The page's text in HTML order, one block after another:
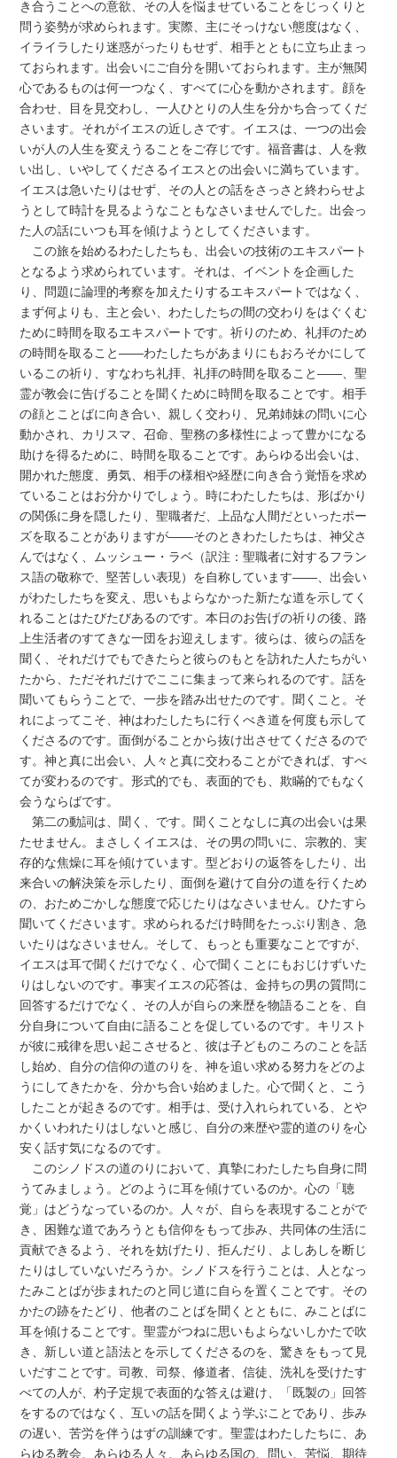
き合うことへの意欲、その人を悩ませていることをじっくりと
問う姿勢が求められます。実際、主にそっけない態度はなく、
イライラしたり迷惑がったりもせず、相手とともに立ち止まっ
ておられます。出会いにご自分を開いておられます。主が無関
心であるものは何一つなく、すべてに心を動かされます。顔を
合わせ、目を見交わし、一人ひとりの人生を分かち合ってくだ
さいます。それがイエスの近しさです。イエスは、一つの出会
いが人の人生を変えうることをご存じです。福音書は、人を救
い出し、いやしてくださるイエスとの出会いに満ちています。
イエスは急いたりはせず、その人との話をさっさと終わらせよ
うとして時計を見るようなこともなさいませんでした。出会っ
た人の話にいつも耳を傾けようとしてくださいます。
この旅を始めるわたしたちも、出会いの技術のエキスパート
となるよう求められています。それは、イベントを企画した
り、問題に論理的考察を加えたりするエキスパートではなく、
まず何よりも、主と会い、わたしたちの間の交わりをはぐくむ
ために時間を取るエキスパートです。祈りのため、礼拝のため
の時間を取ること――わたしたちがあまりにもおろそかにして
いるこの祈り、すなわち礼拝、礼拝の時間を取ること――、聖
霊が教会に告げることを聞くために時間を取ることです。相手
の顔とことばに向き合い、親しく交わり、兄弟姉妹の問いに心
動かされ、カリスマ、召命、聖務の多様性によって豊かになる
助けを得るために、時間を取ることです。あらゆる出会いは、
開かれた態度、勇気、相手の様相や経歴に向き合う覚悟を求め
ていることはお分かりでしょう。時にわたしたちは、形ばかり
の関係に身を隠したり、聖職者だ、上品な人間だといったポー
ズを取ることがありますが――そのときわたしたちは、神父さ
んではなく、ムッシュー・ラベ（訳注：聖職者に対するフラン
ス語の敬称で、堅苦しい表現）を自称しています――、出会い
がわたしたちを変え、思いもよらなかった新たな道を示してく
れることはたびたびあるのです。本日のお告げの祈りの後、路
上生活者のすてきな一団をお迎えします。彼らは、彼らの話を
聞く、それだけでもできたらと彼らのもとを訪れた人たちがい
たから、ただそれだけでここに集まって来られるのです。話を
聞いてもらうことで、一歩を踏み出せたのです。聞くこと。そ
れによってこそ、神はわたしたちに行くべき道を何度も示して
くださるのです。面倒がることから抜け出させてくださるので
す。神と真に出会い、人々と真に交わることができれば、すべ
てが変わるのです。形式的でも、表面的でも、欺瞞的でもなく
会うならばです。
第二の動詞は、聞く、です。聞くことなしに真の出会いは果
たせません。まさしくイエスは、その男の問いに、宗教的、実
存的な焦燥に耳を傾けています。型どおりの返答をしたり、出
来合いの解決策を示したり、面倒を避けて自分の道を行くため
の、おためごかしな態度で応じたりはなさいません。ひたすら
聞いてくださいます。求められるだけ時間をたっぷり割き、急
いたりはなさいません。そして、もっとも重要なことですが、
イエスは耳で聞くだけでなく、心で聞くことにもおじけずいた
りはしないのです。事実イエスの応答は、金持ちの男の質問に
回答するだけでなく、その人が自らの来歴を物語ることを、自
分自身について自由に語ることを促しているのです。キリスト
が彼に戒律を思い起こさせると、彼は子どものころのことを話
し始め、自分の信仰の道のりを、神を追い求める努力をどのよ
うにしてきたかを、分かち合い始めました。心で聞くと、こう
したことが起きるのです。相手は、受け入れられている、とや
かくいわれたりはしないと感じ、自分の来歴や霊的道のりを心
安く話す気になるのです。
このシノドスの道のりにおいて、真摯にわたしたち自身に問
うてみましょう。どのように耳を傾けているのか。心の「聴
覚」はどうなっているのか。人々が、自らを表現することがで
き、困難な道であろうとも信仰をもって歩み、共同体の生活に
貢献できるよう、それを妨げたり、拒んだり、よしあしを断じ
たりはしていないだろうか。シノドスを行うことは、人となっ
たみことばが歩まれたのと同じ道に自らを置くことです。その
かたの跡をたどり、他者のことばを聞くとともに、みことばに
耳を傾けることです。聖霊がつねに思いもよらないしかたで吹
き、新しい道と語法とを示してくださるのを、驚きをもって見
いだすことです。司教、司祭、修道者、信徒、洗礼を受けたす
べての人が、杓子定規で表面的な答えは避け、「既製の」回答
をするのではなく、互いの話を聞くよう学ぶことであり、歩み
の遅い、苦労を伴うはずの訓練です。聖霊はわたしたちに、あ
らゆる教会、あらゆる人々、あらゆる国の、問い、苦悩、期待